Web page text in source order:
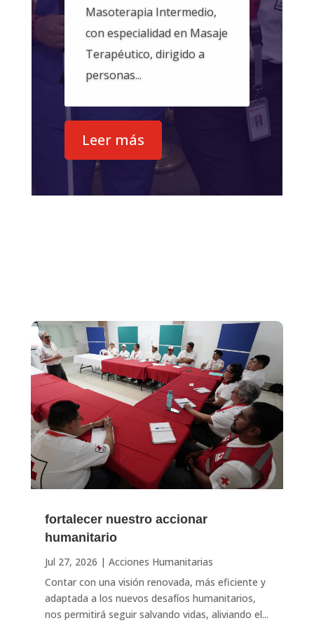
Masoterapia Intermedio,
con especialidad en Masaje
Terapéutico, dirigido a
personas...
Leer más
fortalecer nuestro accionar
humanitario
Jul 27, 2026 | Acciones Humanitarias
Contar con una visión renovada, más eficiente y
adaptada a los nuevos desafíos humanitarios,
nos permitirá seguir salvando vidas, aliviando el...